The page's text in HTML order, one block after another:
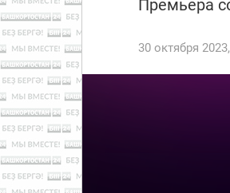
Премьера
30 октября